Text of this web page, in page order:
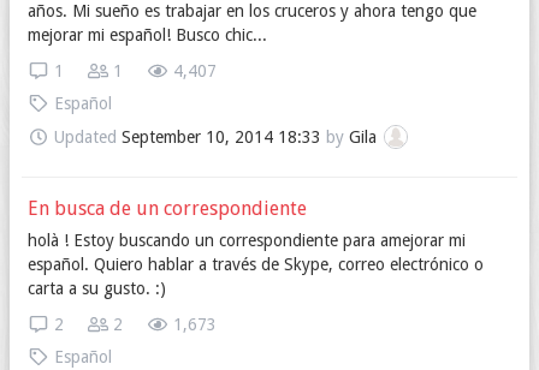
años. Mi sueño es trabajar en los cruceros y ahora tengo que
mejorar mi español! Busco chic...
4,407
1
1
Español
Updated September 10, 2014 18:33 by Gila
En busca de un correspondiente
holà ! Estoy buscando un correspondiente para amejorar mi
español. Quiero hablar a través de Skype, correo electrónico o
carta a su gusto. :)
1,673
2
2
Español